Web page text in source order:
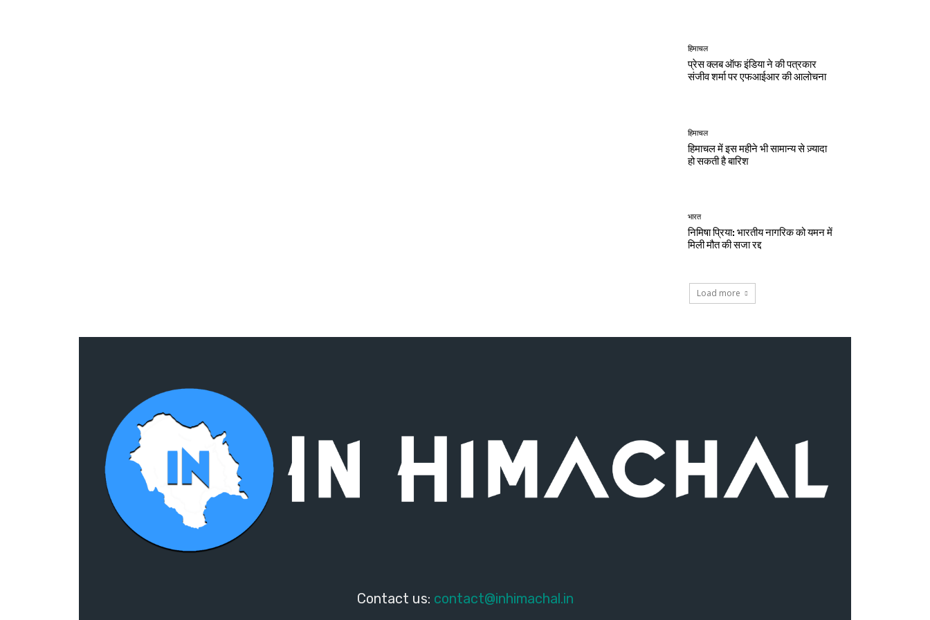
हिमाचल
प्रेस क्लब ऑफ इंडिया ने की पत्रकार
संजीव शर्मा पर एफआईआर की आलोचना
हिमाचल
हिमाचल में इस महीने भी सामान्य से ज़्यादा
हो सकती है बारिश
भारत
निमिषा प्रिया: भारतीय नागरिक को यमन में
मिली मौत की सजा रद्द
Load more
Contact us: contact@inhimachal.in